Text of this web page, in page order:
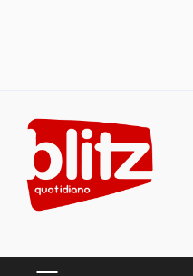
content